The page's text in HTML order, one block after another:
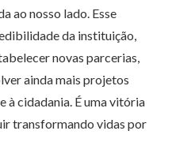
ao nosso lado. Esse
da instituição,
novas parcerias,
ainda mais projetos
à cidadania. É uma vitória
transformando vidas por